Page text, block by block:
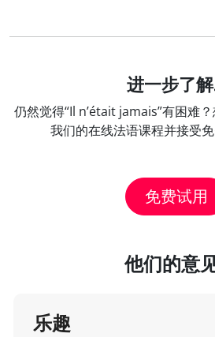
进一步了
仍然觉得“Il n’était jamais”有困难
我们的在线法语课程并接受
免费试用
他们的意
乐趣